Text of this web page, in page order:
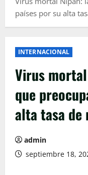
países por su alta
INTERNACIONAL
Virus
que
alta tasa
admin
septiembre 18,